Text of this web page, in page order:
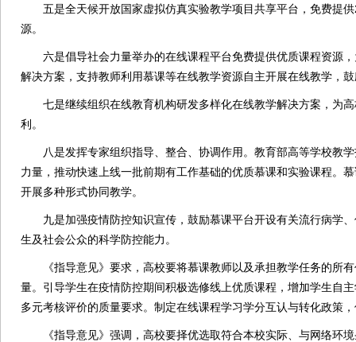
五是全天候开放国家虚拟仿真实验教学项目共享平台，免费提供
源。
六是倡导社会力量举办的在线课程平台免费提供优质课程资源，
解决方案，支持教师利用慕课等在线教学资源自主开展在线教学，
七是继续组织在线教育机构研发多样化在线教学解决方案，为高
利。
八是发挥专家组织指导、整合、协调作用。教育部高等学校教学
力量，推动快速上线一批前期有工作基础的优质慕课和实验课程。
开展多种形式协同教学。
九是加强疫情防控知识宣传，鼓励慕课平台开设有关流行病学、
生及社会公众的科学防控能力。
《指导意见》要求，高校要将慕课教师以及承担教学任务的所有
量。引导学生在疫情防控期间积极选修线上优质课程，增加学生自
多元考核评价的质量要求。制定在线课程学习学分互认与转化政策
《指导意见》强调，高校要择优选取符合本校实际、与网络环境